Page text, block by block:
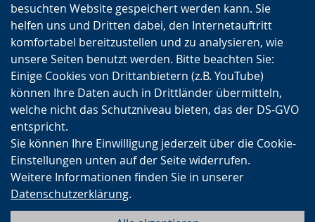
besuchten Website gespeichert werden kann. Sie
helfen uns und Dritten dabei, den Internetauftritt
komfortabel bereitzustellen und zu analysieren, wie
unsere Seiten benutzt werden. Bitte beachten Sie:
Einige Cookies von Drittanbietern (z.B. YouTube)
können Ihre Daten auch in Drittländer übermitteln,
welche nicht das Schutzniveau bieten, das der DS-GVO
entspricht.
Sie können Ihre Einwilligung jederzeit über die Cookie-
Einstellungen unten auf der Seite widerrufen.
Weitere Informationen finden Sie in unserer
Datenschutzerklärung.